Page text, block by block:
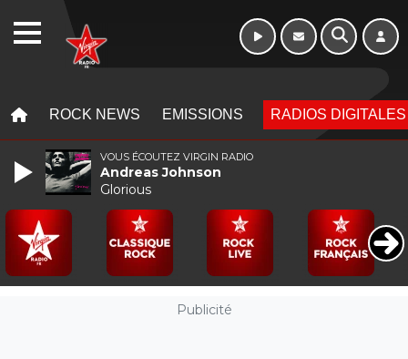
ROCK NEWS EMISSIONS RADIOS DIGITALES
Publicité
VOUS ÉCOUTEZ VIRGIN RADIO
Andreas Johnson
Glorious
WEBRADIO 16h - 20h